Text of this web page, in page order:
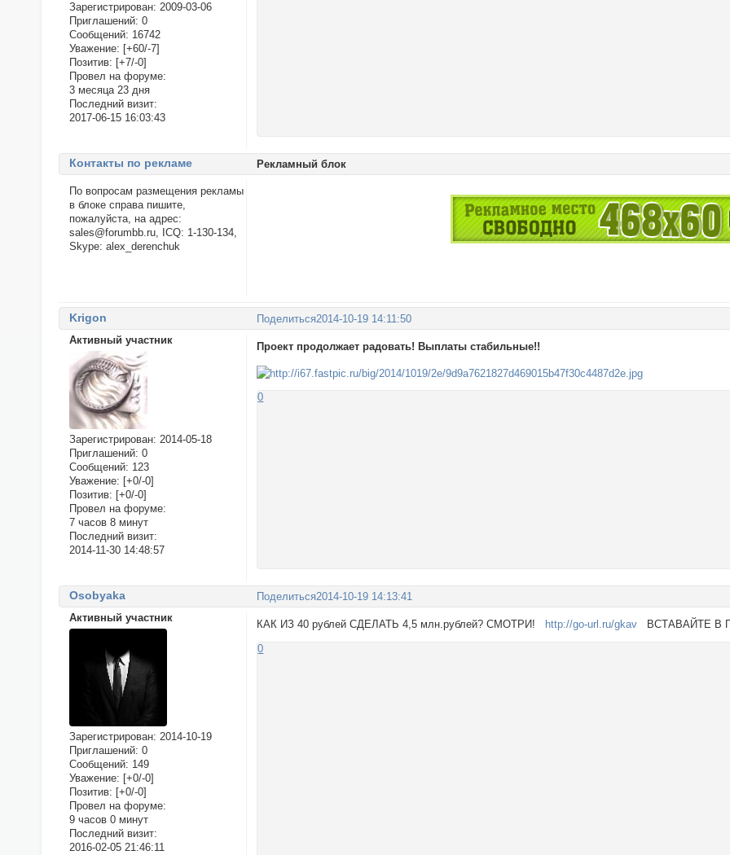
Зарегистрирован: 2009-03-06
Приглашений: 0
Сообщений: 16742
Уважение: [+60/-7]
Позитив: [+7/-0]
Провел на форуме:
3 месяца 23 дня
Последний визит:
2017-06-15 16:03:43
Рекламный блок
Контакты по рекламе
По вопросам размещения рекламы
в блоке справа пишите,
пожалуйста, на адрес:
sales@forumbb.ru, ICQ: 1-130-134,
Skype: alex_derenchuk
Поделиться2014-10-19 14:11:50
Krigon
Активный участник
Зарегистрирован: 2014-05-18
Приглашений: 0
Сообщений: 123
Уважение: [+0/-0]
Позитив: [+0/-0]
Провел на форуме:
7 часов 8 минут
Последний визит:
2014-11-30 14:48:57
Проект продолжает радовать! Выплаты стабильные!!
0
Поделиться2014-10-19 14:13:41
Osobyaka
Активный участник
Зарегистрирован: 2014-10-19
Приглашений: 0
Сообщений: 149
Уважение: [+0/-0]
Позитив: [+0/-0]
Провел на форуме:
9 часов 0 минут
Последний визит:
2016-02-05 21:46:11
КАК ИЗ 40 рублей СДЕЛАТЬ 4,5 млн.рублей? СМОТРИ! http://go-url.ru/gkav ВСТАВАЙТЕ В
0